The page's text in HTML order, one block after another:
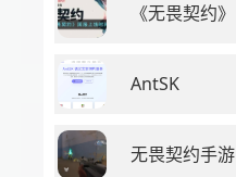
《无畏契约》
AntSK
无畏契约手游